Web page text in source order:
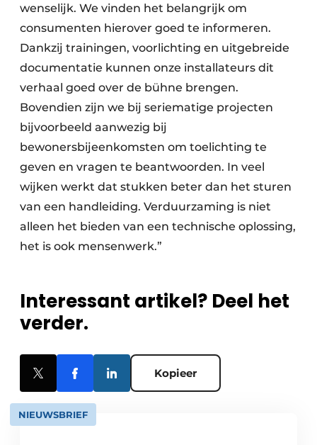
wenselijk. We vinden het belangrijk om
consumenten hierover goed te informeren.
Dankzij trainingen, voorlichting en uitgebreide
documentatie kunnen onze installateurs dit
verhaal goed over de bühne brengen.
Bovendien zijn we bij seriematige projecten
bijvoorbeeld aanwezig bij
bewonersbijeenkomsten om toelichting te
geven en vragen te beantwoorden. In veel
wijken werkt dat stukken beter dan het sturen
van een handleiding. Verduurzaming is niet
alleen het bieden van een technische oplossing,
het is ook mensenwerk.”
Interessant artikel? Deel het
verder.
Kopieer
NIEUWSBRIEF